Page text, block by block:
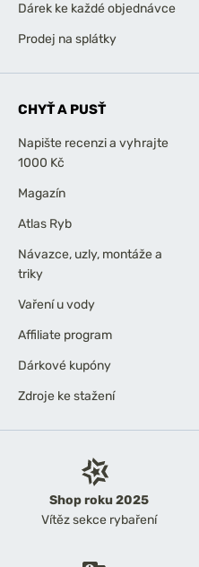
Shop roku 2025
Vítěz sekce rybaření
Dárek ke každé objednávce
Prodej na splátky
CHYŤ A PUSŤ
Napište recenzi a vyhrajte
1000 Kč
Magazín
Atlas Ryb
Návazce, uzly, montáže a
triky
Vaření u vody
Affiliate program
Dárkové kupóny
Zdroje ke stažení